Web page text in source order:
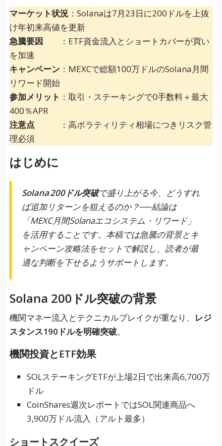
マーケット状況：Solanaは7月23日に200ドルを上抜
け年初来高値を更新
急騰要因 ：ETF資金流入とショートカバーが買い
を加速
キャンペーン：MEXCで総額100万ドルのSolana月間
リワード開始
参加メリット ：取引・ステーキングで0手数料＋最大
400％APR
注意点
：高ボラティリティ相場につきリスク管
理必須
はじめに
Solana 200ドル突破で盛り上がる今、どうすれ
ば追加リターンを狙えるのか？──結論は
「MEXC月間Solanaエコシステム・リワード」
を活用することです。本稿では急騰の背景とキ
ャンペーン攻略法をセットで解説し、読者が最
適な判断を下せるようサポートします。
Solana 200ドル突破の背景
機関マネー流入とテクニカルブレイクが重なり、 レジ
スタンス190ドルを明確突破。
機関投資とETF効果
SOLステーキングETFが上場2日で出来高6,700万
ドル
CoinShares週次レポートではSOL関連商品へ
3,900万ドル流入（アルト最多）
ショートスクイーズ